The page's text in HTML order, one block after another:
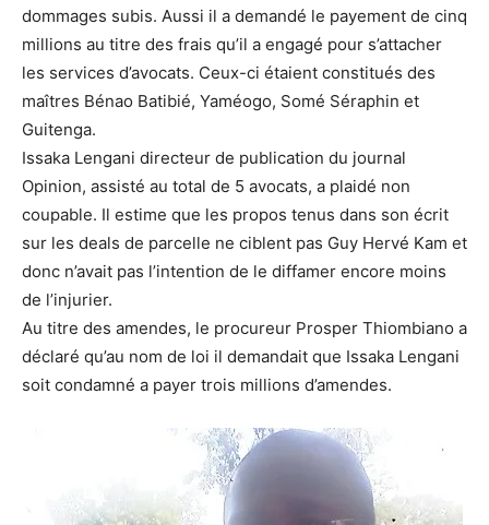
dommages subis. Aussi il a demandé le payement de cinq
millions au titre des frais qu’il a engagé pour s’attacher
les services d’avocats. Ceux-ci étaient constitués des
maîtres Bénao Batibié, Yaméogo, Somé Séraphin et
Guitenga.
Issaka Lengani directeur de publication du journal
Opinion, assisté au total de 5 avocats, a plaidé non
coupable. Il estime que les propos tenus dans son écrit
sur les deals de parcelle ne ciblent pas Guy Hervé Kam et
donc n’avait pas l’intention de le diffamer encore moins
de l’injurier.
Au titre des amendes, le procureur Prosper Thiombiano a
déclaré qu’au nom de loi il demandait que Issaka Lengani
soit condamné a payer trois millions d’amendes.